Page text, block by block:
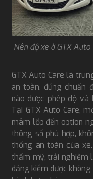
Nên độ xe ở GTX
GTX Auto Care là
an toàn, đúng chuẩn
nào được phép độ và
Tại GTX Auto Care,
mâm lốp đến option
thông số phù hợp,
thống an toàn của
thẩm mỹ, trải nghiệm
đăng kiểm được